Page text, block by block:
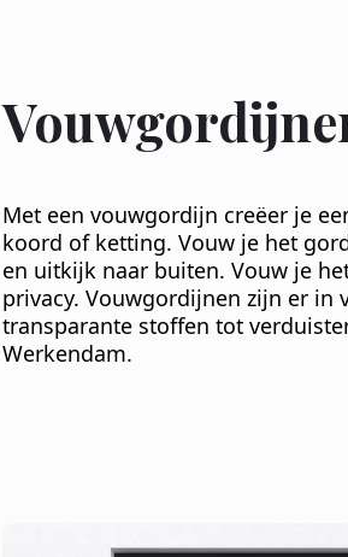
Met een vouwgordijn creëer je
koord of ketting. Vouw je het
en uitkijk naar buiten. Vouw je
privacy. Vouwgordijnen zijn er in
transparante stoffen tot
Werkendam.